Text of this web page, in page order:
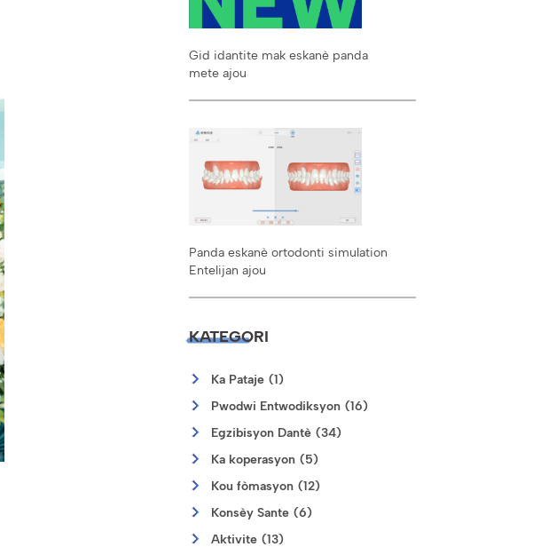
Gid idantite mak eskanè panda
mete ajou
Panda eskanè ortodonti simulation
Entelijan ajou
KATEGORI
Ka Pataje (1)
Pwodwi Entwodiksyon (16)
Egzibisyon Dantè (34)
Ka koperasyon (5)
Kou fòmasyon (12)
Konsèy Sante (6)
Aktivite (13)